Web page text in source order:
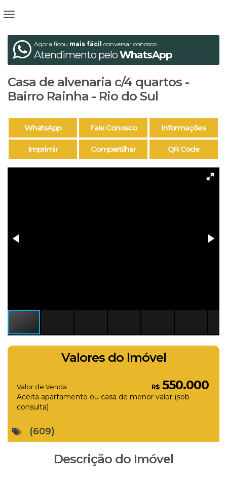
Agora ficou mais fácil conversar conosco
Atendimento peloWhatsApp
Casa de alvenaria c/4 quartos -
Bairro Rainha - Rio do Sul
WhatsApp Fale Conosco Informações
Imprimir Compartilhar QR Code
Valores do Imóvel
R$550.000
Valor de Venda
Aceita apartamento ou casa de menor valor (sob
consulta)
(609)
Descrição do Imóvel